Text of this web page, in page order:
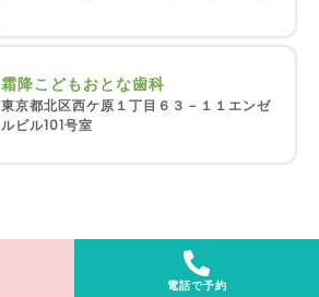
霜降こどもおとな歯科
東京都北区西ケ原１丁目６３－１１エンゼ
ルビル101号室
電話で予約